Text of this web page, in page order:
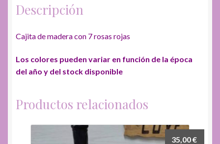
Descripción
Cajita de madera con 7 rosas rojas
Los colores pueden variar en función de la época
del año y del stock disponible
Productos relacionados
35,00€